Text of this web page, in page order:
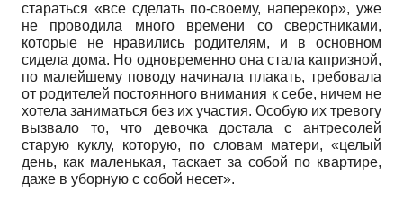
стараться «все сделать по-своему, наперекор», уже
не проводила много времени со сверстниками,
которые не нравились родителям, и в основном
сидела дома. Но одновременно она стала капризной,
по малейшему поводу начинала плакать, требовала
от родителей постоянного внимания к себе, ничем не
хотела заниматься без их участия. Особую их тревогу
вызвало то, что девочка достала с антресолей
старую куклу, которую, по словам матери, «целый
день, как маленькая, таскает за собой по квартире,
даже в уборную с собой несет».